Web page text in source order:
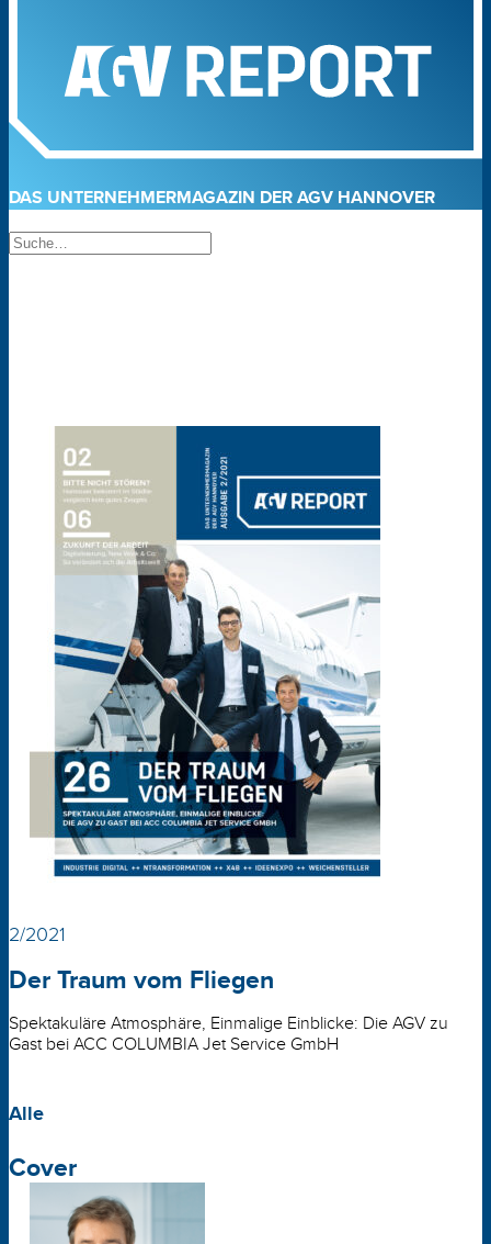
DAS UNTERNEHMERMAGAZIN DER AGV HANNOVER
2/2021
Der Traum vom Fliegen
Spektakuläre Atmosphäre, Einmalige Einblicke: Die AGV zu
Gast bei ACC COLUMBIA Jet Service GmbH
Alle
Cover